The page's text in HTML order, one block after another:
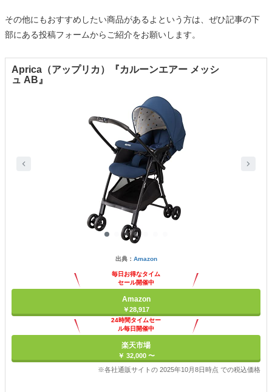
その他にもおすすめしたい商品があるよという方は、ぜひ記事の下
部にある投稿フォームからご紹介をお願いします。
Aprica（アップリカ）『カルーンエアー メッシ
ュ AB』
出典： Amazon
毎日お得なタイム
セール開催中
Amazon
￥28,917
24時間タイムセー
ル毎日開催中
楽天市場
￥ 32,000 〜
※各社通販サイトの 2025年10月8日時点 での税込価格